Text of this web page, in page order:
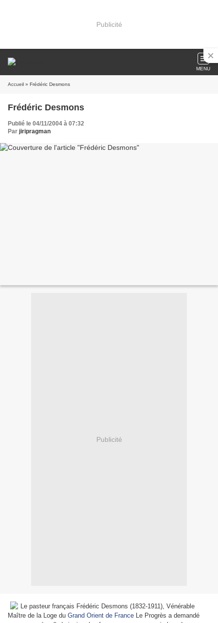
Publicité
MENU
Accueil » Frédéric Desmons
Frédéric Desmons
Publié le 04/11/2004 à 07:32
Par jiripragman
Publicité
Le pasteur français Frédéric Desmons (1832-1911), Vénérable
Maître de la Loge du Grand Orient de France Le Progrès a demandé